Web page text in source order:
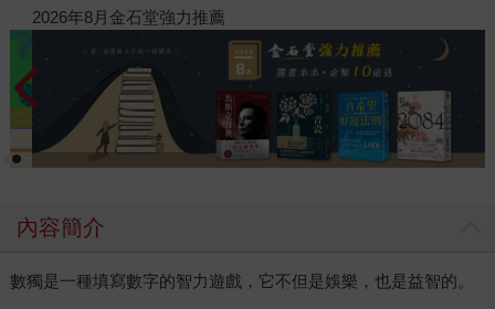
錄-2026上半年暢銷榜
內容簡介
數獨是一種填寫數字的智力遊戲，它不但是娛樂，也是益智的。